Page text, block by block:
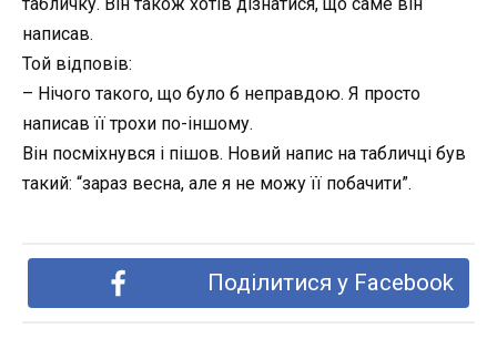
написав.
Той відповів:
– Нічого такого, що було б неправдою. Я просто
написав її трохи по-іншому.
Він посміхнувся і пішов. Новий напис на табличці був
такий: “зараз весна, але я не можу її побачити”.
Поділитися у Facebook